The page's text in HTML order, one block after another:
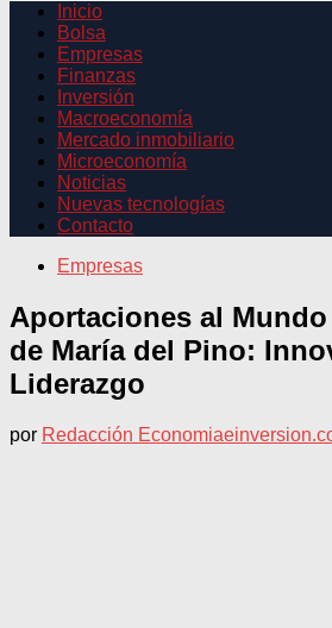
Inicio
Bolsa
Empresas
Finanzas
Inversión
Macroeconomía
Mercado inmobiliario
Microeconomía
Noticias
Nuevas tecnologías
Contacto
Empresas
Aportaciones al
de María del Pino:
Liderazgo
por Redacción